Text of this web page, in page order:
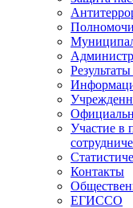
Участие в
Контакты
ЕГИССО